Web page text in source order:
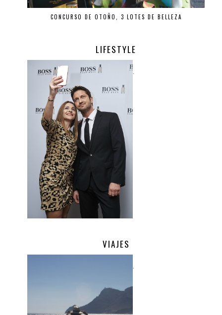
CONCURSO DE OTOÑO, 3 LOTES DE BELLEZA
LIFESTYLE
VIAJES